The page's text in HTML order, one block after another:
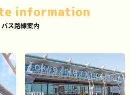
information
バス路線案内